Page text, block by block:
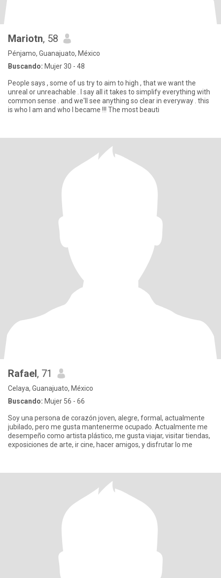
Mariotn, 58
Pénjamo, Guanajuato, México
Buscando: Mujer 30 - 48
People says , some of us try to aim to high , that we want the
unreal or unreachable . I say all it takes to simplify everything with
common sense . and we'll see anything so clear in everyway . this
is who I am and who I became !!! The most beauti
Rafael, 71
Celaya, Guanajuato, México
Buscando: Mujer 56 - 66
Soy una persona de corazón joven, alegre, formal, actualmente
jubilado, pero me gusta mantenerme ocupado. Actualmente me
desempeño como artista plástico, me gusta viajar, visitar tiendas,
exposiciones de arte, ir cine, hacer amigos, y disfrutar lo me